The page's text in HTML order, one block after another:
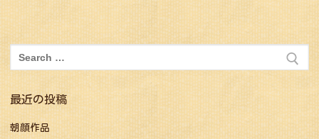
ビ
ゲ
ー
シ
ョ
ン
索:
最近の投稿
朝顔作品